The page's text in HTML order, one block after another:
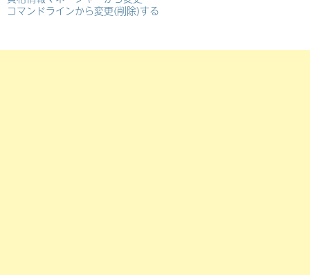
コマンドラインから変更(削除)する